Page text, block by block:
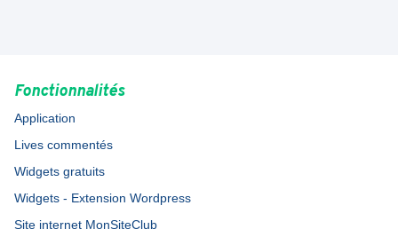
Fonctionnalités
Application
Lives commentés
Widgets gratuits
Widgets - Extension Wordpress
Site internet MonSiteClub